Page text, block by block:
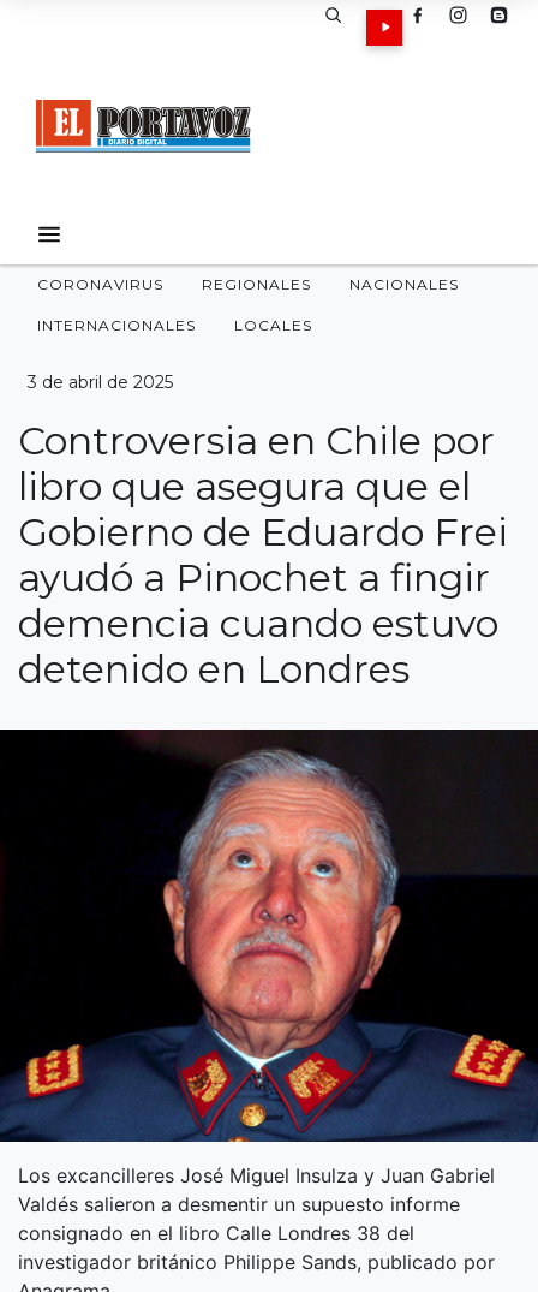
CORONAVIRUS REGIONALES NACIONALES
INTERNACIONALES LOCALES
3 de abril de 2025
Controversia en Chile por
libro que asegura que el
Gobierno de Eduardo Frei
ayudó a Pinochet a fingir
demencia cuando estuvo
detenido en Londres
Los excancilleres José Miguel Insulza y Juan Gabriel
Valdés salieron a desmentir un supuesto informe
consignado en el libro Calle Londres 38 del
investigador británico Philippe Sands, publicado por